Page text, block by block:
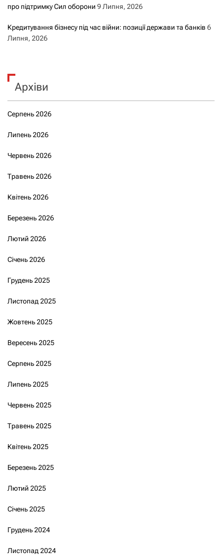
про підтримку Сил оборони 9 Липня, 2026
Кредитування бізнесу під час війни: позиції держави та банків 6
Липня, 2026
Архіви
Серпень 2026
Липень 2026
Червень 2026
Травень 2026
Квітень 2026
Березень 2026
Лютий 2026
Січень 2026
Грудень 2025
Листопад 2025
Жовтень 2025
Вересень 2025
Серпень 2025
Липень 2025
Червень 2025
Травень 2025
Квітень 2025
Березень 2025
Лютий 2025
Січень 2025
Грудень 2024
Листопад 2024